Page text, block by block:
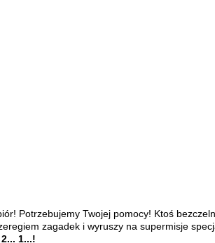
Potrzebujemy Twojej pomocy! Ktoś
zagadek i wyruszy na supermisje
1...!